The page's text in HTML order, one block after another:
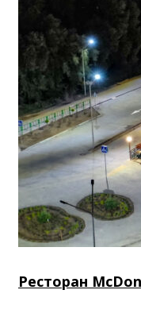
Ресторан